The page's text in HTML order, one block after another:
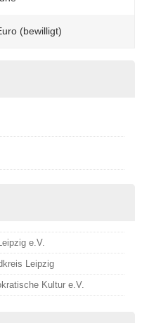
ein
zu kommen.
(bewilligt)
e.V.
Leipzig
Kultur e.V.